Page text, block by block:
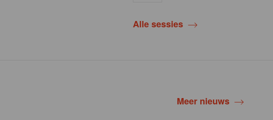
Alle sessies
Meer nieuws